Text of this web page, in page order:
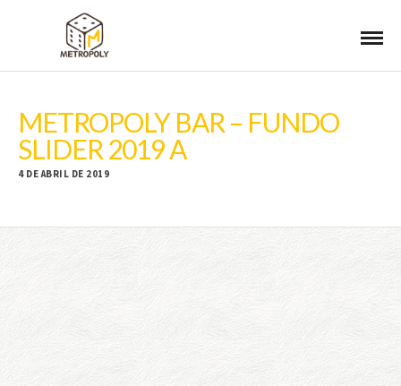
METROPOLY BAR – FUNDO
SLIDER 2019 A
4 DE ABRIL DE 2019